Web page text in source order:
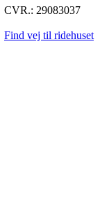
CVR.: 29083037
Find vej til ridehuset